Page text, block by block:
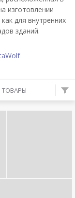
изготовлении
для внутренних
зданий.
ТОВАРЫ